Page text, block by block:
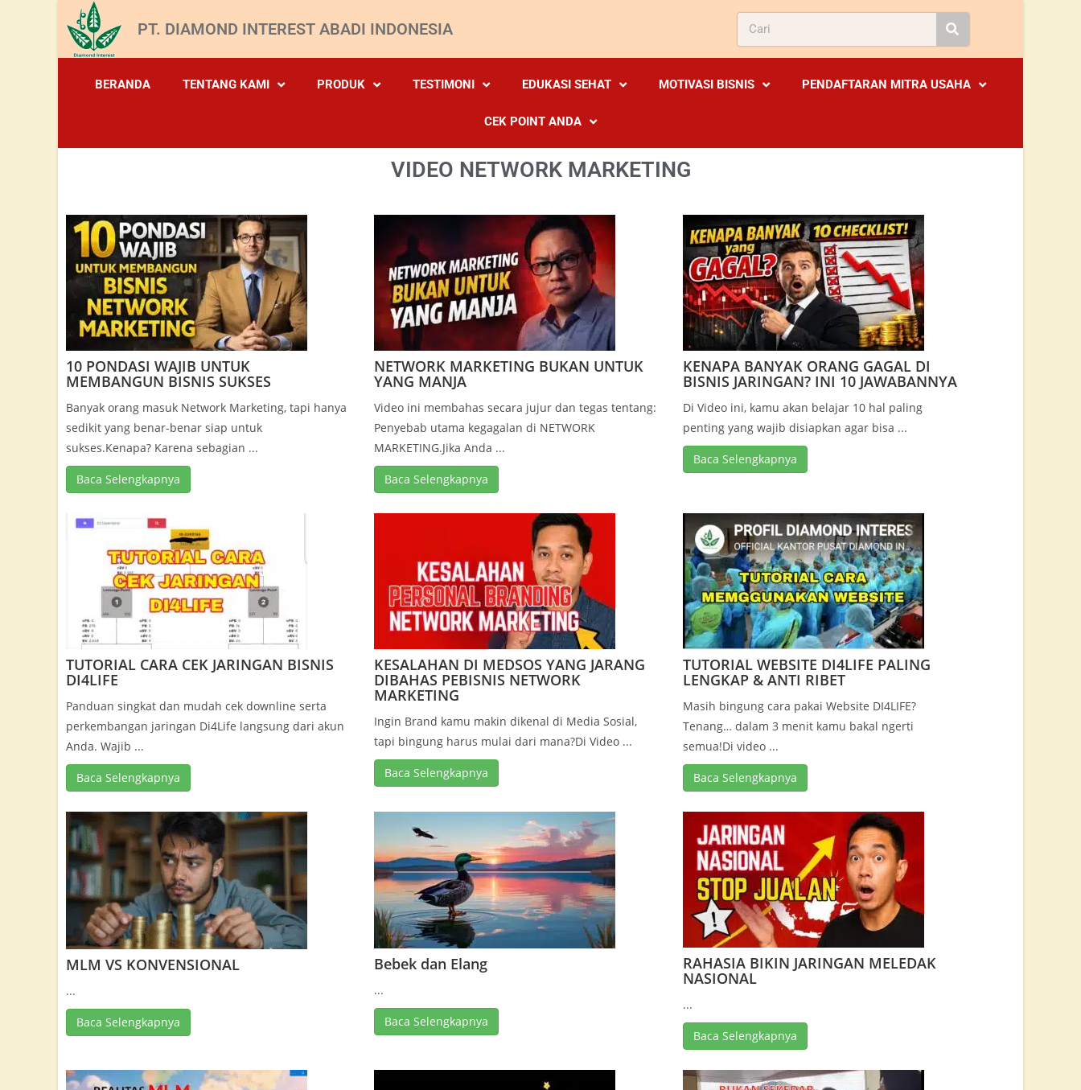
PT. DIAMOND INTEREST ABADI INDONESIA
BERANDA TENTANG KAMI PRODUK TESTIMONI EDUKASI SEHAT MOTIVASI BISNIS PENDAFTARAN MITRA USAHA
CEK POINT ANDA
VIDEO NETWORK MARKETING
10 PONDASI WAJIB UNTUK
MEMBANGUN BISNIS SUKSES
Banyak orang masuk Network Marketing, tapi hanya
sedikit yang benar-benar siap untuk
sukses.Kenapa? Karena sebagian ...
Baca Selengkapnya
NETWORK MARKETING BUKAN UNTUK
YANG MANJA
Video ini membahas secara jujur dan tegas tentang:
Penyebab utama kegagalan di NETWORK
MARKETING.Jika Anda ...
Baca Selengkapnya
KENAPA BANYAK ORANG GAGAL DI
BISNIS JARINGAN? INI 10 JAWABANNYA
Di Video ini, kamu akan belajar 10 hal paling
penting yang wajib disiapkan agar bisa ...
Baca Selengkapnya
TUTORIAL CARA CEK JARINGAN BISNIS
DI4LIFE
Panduan singkat dan mudah cek downline serta
perkembangan jaringan Di4Life langsung dari akun
Anda. Wajib ...
Baca Selengkapnya
KESALAHAN DI MEDSOS YANG JARANG
DIBAHAS PEBISNIS NETWORK
MARKETING
Ingin Brand kamu makin dikenal di Media Sosial,
tapi bingung harus mulai dari mana?Di Video ...
Baca Selengkapnya
TUTORIAL WEBSITE DI4LIFE PALING
LENGKAP & ANTI RIBET
Masih bingung cara pakai Website DI4LIFE?
Tenang… dalam 3 menit kamu bakal ngerti
semua!Di video ...
Baca Selengkapnya
MLM VS KONVENSIONAL
...
Baca Selengkapnya
Bebek dan Elang
...
Baca Selengkapnya
RAHASIA BIKIN JARINGAN MELEDAK
NASIONAL
...
Baca Selengkapnya